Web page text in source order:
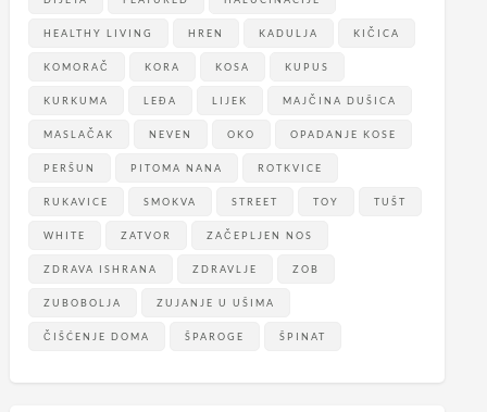
HEALTHY LIVING HREN KADULJA KIČICA
KOMORAČ KORA KOSA KUPUS
KURKUMA LEĐA LIJEK MAJČINA DUŠICA
MASLAČAK NEVEN OKO OPADANJE KOSE
PERŠUN PITOMA NANA ROTKVICE
RUKAVICE SMOKVA STREET TOY TUŠT
WHITE ZATVOR ZAČEPLJEN NOS
ZDRAVA ISHRANA ZDRAVLJE ZOB
ZUBOBOLJA ZUJANJE U UŠIMA
ČIŠĆENJE DOMA ŠPAROGE ŠPINAT